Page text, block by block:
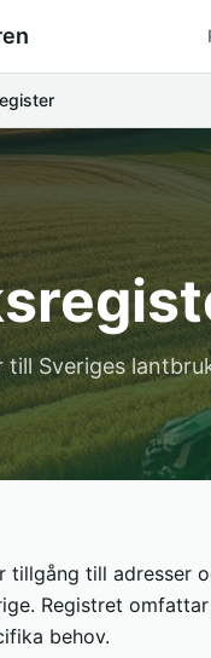
till Sveriges
tillgång till adresser
Registret
behov.